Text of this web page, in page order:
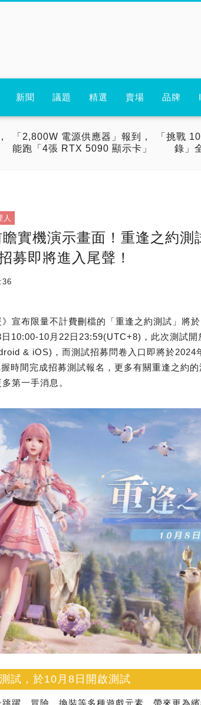
新聞 議題 精選 賣場 品牌
「2,800W 電源供應器」報到，
能跑「4張 RTX 5090 顯示卡」
「挑戰
錄」
人
瞻實機演示畫面！重逢之約測
募即將進入尾聲！
宣布限量不計費刪檔的「重逢之約測試」將
10:00-10月22日23:59(UTC+8)，此次測試開
& iOS)，而測試招募問卷入口即將於2024
時間完成招募測試報名，更多有關重逢之約
第一手消息。
試，於10月8日開啟測試
跳躍、冒險、換裝等多種遊戲元素，帶來更為